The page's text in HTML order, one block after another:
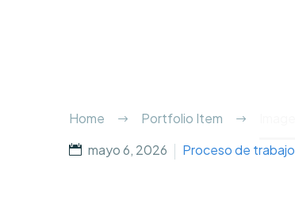
Home Portfolio Item
mayo 6, 2026
Proceso de trabajo